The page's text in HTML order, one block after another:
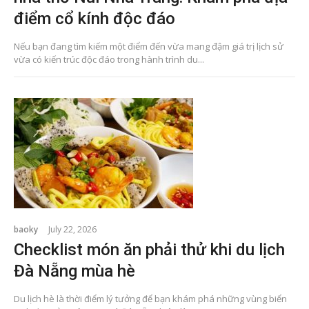
điểm cổ kính độc đáo
Nếu bạn đang tìm kiếm một điểm đến vừa mang đậm giá trị lịch sử
vừa có kiến trúc độc đáo trong hành trình du...
baoky July 22, 2026
Checklist món ăn phải thử khi du lịch
Đà Nẵng mùa hè
Du lịch hè là thời điểm lý tưởng để bạn khám phá những vùng biển